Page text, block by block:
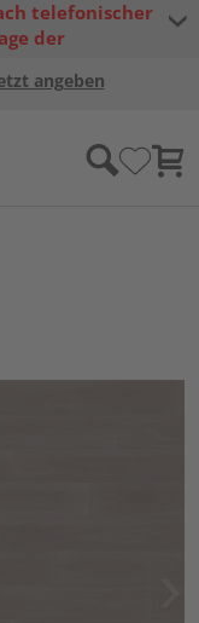
telefonischer
der
angeben